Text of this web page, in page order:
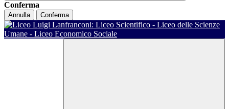
Conferma
Annulla Conferma